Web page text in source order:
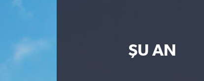
ŞU AN